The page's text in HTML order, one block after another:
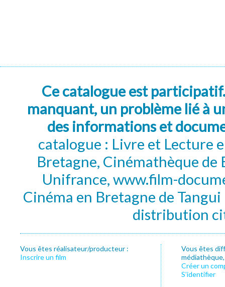
Ce catalogue est
manquant, un problème lié à
des informations et
catalogue : Livre et Lecture
Bretagne, Cinémathèque de
Unifrance, www.film-
Cinéma en Bretagne de
distribution
Vous êtes réalisateur/producteur :
Inscrire un film
Vous êtes
Créer un
S’identifier